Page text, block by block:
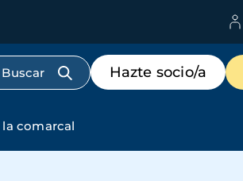
Menú
de
destacados
Hazte socio/a
comarcal